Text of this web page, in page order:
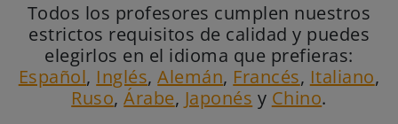
Todos los profesores cumplen nuestros
estrictos requisitos de calidad y puedes
elegirlos en el idioma que prefieras:
Español, Inglés,Alemán, Francés, Italiano,
Ruso,Árabe, Japonés y Chino.